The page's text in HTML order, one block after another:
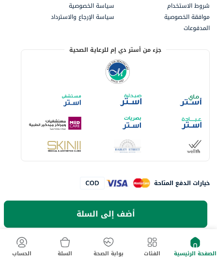
أضف إلى السلة
شروط الاستخدام
سياسة الخصوصية
موافقة الخصوصية
سياسة الإرجاع والاسترداد
المدفوعات
جزء من أستر دي إم للرعاية الصحية
خيارات الدفع المتاحة
لا تفوت آخر العروض والخصومات
الصفحة الرئيسية الفئات بوابة الصحة السلة الحساب